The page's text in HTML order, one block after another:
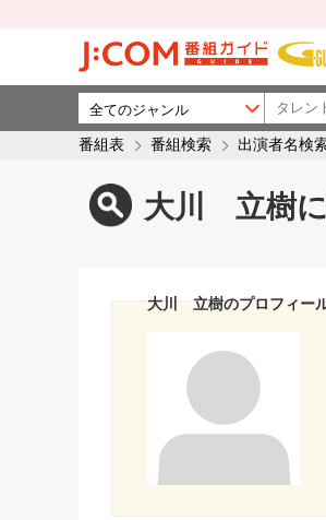
番組表 番組検索 出演者名検
大川 立樹に
大川 立樹のプロフィー